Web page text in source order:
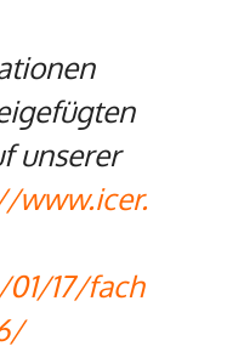
unserer
www.icer.
17/fach